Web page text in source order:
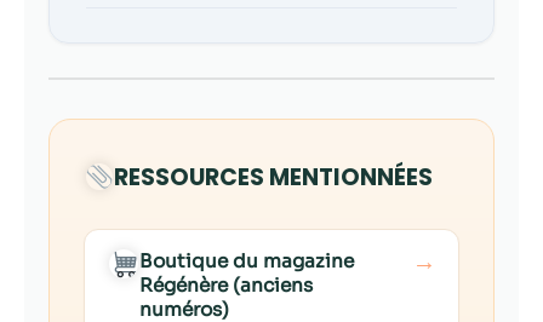
RESSOURCES MENTIONNÉES
Boutique du magazine
Régénère (anciens
numéros)
→